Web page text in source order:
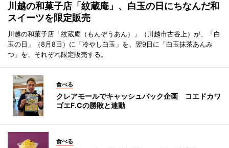
川越の和菓子店「紋蔵庵」、白玉の日にちなんだ和
スイーツを限定販売
川越の和菓子店「紋蔵庵（もんぞうあん）」（川越市古谷上）が、「白
玉の日」（8月8日）に「冷やし白玉」を、翌9日に「白玉抹茶あんみ
つ」を、それぞれ限定販売する。
食べる
クレアモールでキャッシュバック企画 コエドカワ
ゴエF.Cの勝敗と連動
食べる